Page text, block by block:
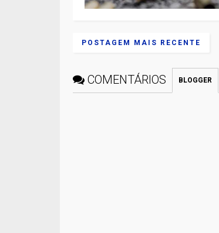
POSTAGEM MAIS RECENTE
COMENTÁRIOS BLOGGER